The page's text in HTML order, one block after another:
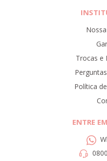
Trocas e
Política
ENTRE